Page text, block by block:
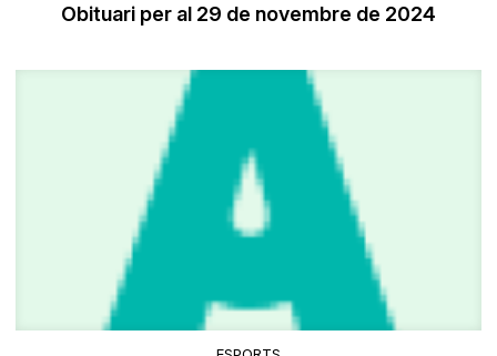
Obituari per al 29 de novembre de 2024